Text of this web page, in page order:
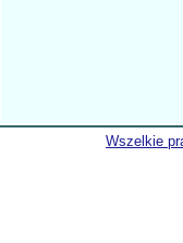
Wszelkie